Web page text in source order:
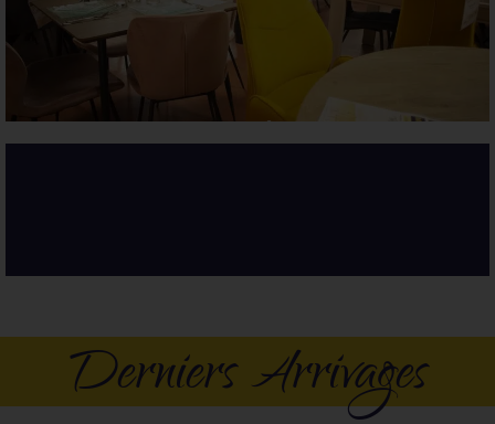
Contactez-nous
Derniers Arrivages